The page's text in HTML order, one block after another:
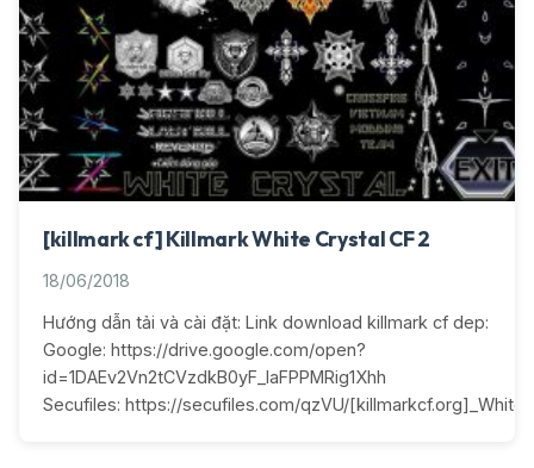
[killmark cf] Killmark White Crystal CF 2
18/06/2018
Hướng dẫn tải và cài đặt: Link download killmark cf dep:
Google: https://drive.google.com/open?
id=1DAEv2Vn2tCVzdkB0yF_IaFPPMRig1Xhh
Secufiles: https://secufiles.com/qzVU/